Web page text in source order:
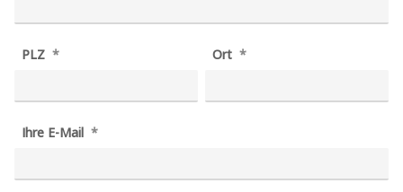
PLZ Ort
Ihre E-Mail